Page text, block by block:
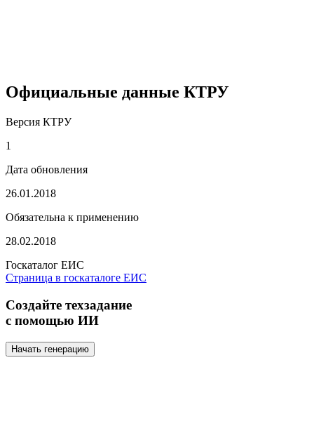
Официальные данные КТРУ
Версия КТРУ
1
Дата обновления
26.01.2018
Обязательна к применению
28.02.2018
Госкаталог ЕИС
Страница в госкаталоге ЕИС
Создайте техзадание
с помощью ИИ
Начать генерацию